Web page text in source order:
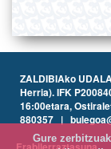
ZALDIBIAko
Herria). IFK
16:00etara,
880357 |
Gure